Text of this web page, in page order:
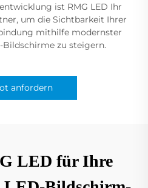
ist RMG LED Ihr
um die Sichtbarkeit Ihrer
mithilfe modernster
zu steigern.
anfordern
LED für Ihre